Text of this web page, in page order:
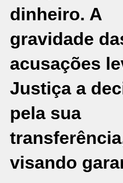
dinheiro. A
gravidade
acusações
Justiça a
pela sua
visando